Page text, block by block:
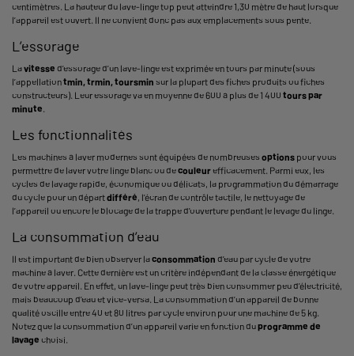
centimètres. La hauteur du lave-linge top peut atteindre 1,30 mètre de haut lorsque
l’appareil est ouvert. Il ne convient donc pas aux emplacements sous pente.
L’essorage
Lavitesse d’essorage d’un lave-linge est exprimée en tours par minute (sous
l’appellationtmin, trmin, toursmin sur la plupart des fiches produits ou fiches
constructeurs). Leur essorage va en moyenne de 600 à plus de 1 400 tours par
minute.
Les fonctionnalités
Les machines à laver modernes sont équipées de nombreuses options pour vous
permettre de laver votre linge blanc ou decouleurefficacement. Parmi eux, les
cycles de lavage rapide, économique ou délicats, la programmation du démarrage
du cycle pour un départdifféré, l’écran de contrôle tactile, le nettoyage de
l’appareil ou encore le blocage de la trappe d’ouverture pendant le levage du linge.
La consommation d’eau
Il est important de bien observer laconsommation d’eau par cycle de votre
machine à laver. Cette dernière est un critère indépendant de la classe énergétique
de votre appareil. En effet, un lave-linge peut très bien consommer peu d’électricité,
mais beaucoup d’eau et vice-versa. La consommation d’un appareil de bonne
qualité oscille entre 40 et 80 litres par cycle environ pour une machine de 5 kg.
Notez que la consommation d’un appareil varie en fonction duprogramme de
lavage choisi.